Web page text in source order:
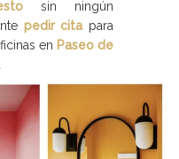
sin ningún
pedir citapara
en Paseo de